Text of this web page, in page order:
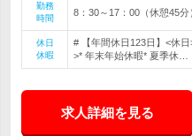
勤務
時間
8：30～17：00（休憩45分
休日
休暇
# 【年間休日123日】<休
>* 年末年始休暇* 夏季休…
求人詳細を見る